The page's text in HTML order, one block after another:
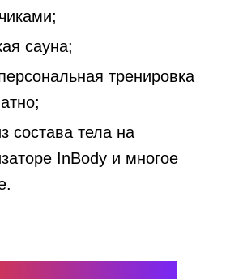
сауна;
тренировка
состава тела на
InBody и многое